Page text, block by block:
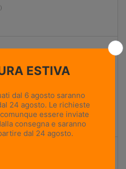
3 4
e i terreni più impegnativi.
un'elevata rigidità torsionale
di carichi pesanti.